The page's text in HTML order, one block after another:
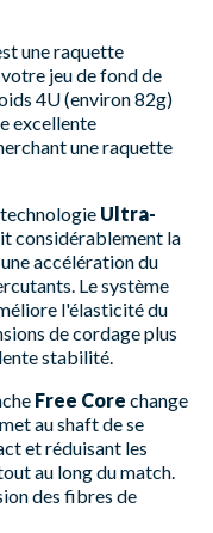
une raquette
jeu de fond de
4U (environ 82g)
excellente
une raquette
Ultra-
considérablement la
accélération du
Le système
l'élasticité du
de cordage plus
stabilité.
Free Core change
au shaft de se
et réduisant les
au long du match.
des fibres de